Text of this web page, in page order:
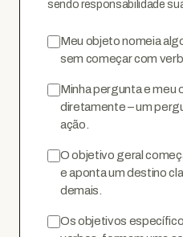
sendo responsabilidade
Meu objeto nomeia
sem começar com
Minha pergunta e meu
diretamente – um
ação.
O objetivo geral
e aponta um destino
demais.
Os objetivos